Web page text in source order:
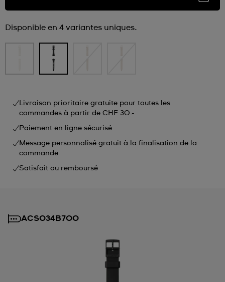
Disponible en 4 variantes uniques.
Livraison prioritaire gratuite pour toutes les
commandes à partir de CHF 30.-
Paiement en ligne sécurisé
Message personnalisé gratuit à la finalisation de la
commande
Satisfait ou remboursé
ACSO34B700